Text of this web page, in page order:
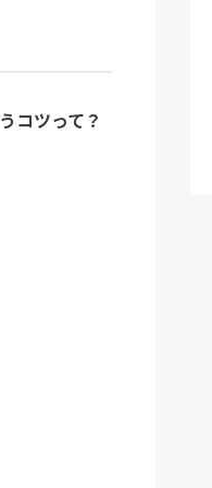
コツって？